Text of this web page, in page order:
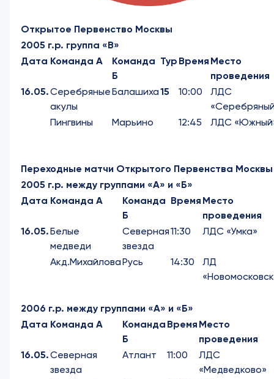
Открытое Первенство Москвы
2005 г.р. группа «В»
Дата Команда А
Команда
Б
Тур Время Место
проведения
16.05.Серебряные
акулы
Балашиха15 10:00
ЛДС
Пингвины
Марьино 12:45 ЛДС
Переходные матчи Открытого Первенства Москвы
2005 г.р. между группами «А» и «Б»
Дата Команда А
Команда
Б
Время Место
проведения
16.05.Белые
медведи
Северная
звезда
11:30 ЛДС «Умка»
Акд.МихайловаРусь 14:30
ЛД
2006 г.р. между группами «А» и «Б»
Дата Команда А
Команда
Б
Время Место
проведения
16.05.Северная
звезда
Атлант 11:00
ЛДС
«Медведково»